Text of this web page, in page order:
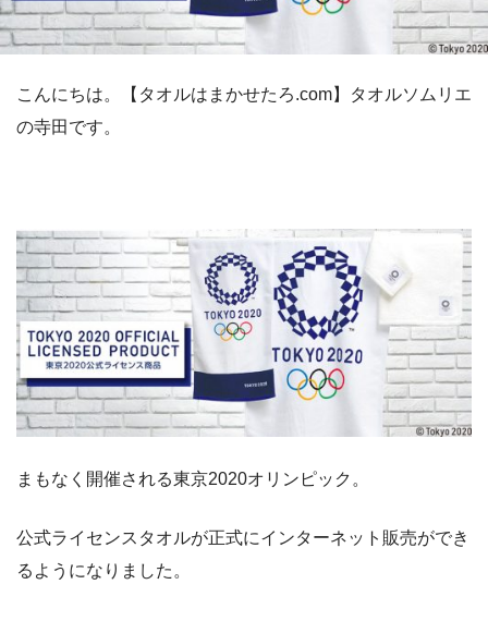
こんにちは。【タオルはまかせたろ.com】タオルソムリエ
の寺田です。
まもなく開催される東京2020オリンピック。
公式ライセンスタオルが正式にインターネット販売ができ
るようになりました。